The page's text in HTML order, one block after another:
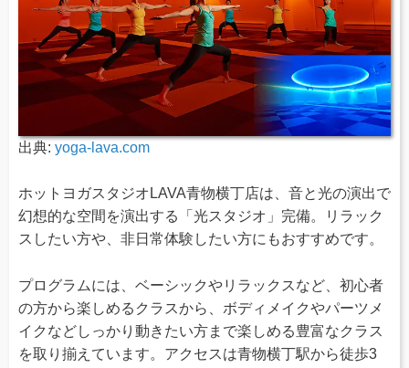
出典: yoga-lava.com
ホットヨガスタジオLAVA青物横丁店は、音と光の演出で
幻想的な空間を演出する「光スタジオ」完備。リラック
スしたい方や、非日常体験したい方にもおすすめです。
プログラムには、ベーシックやリラックスなど、初心者
の方から楽しめるクラスから、ボディメイクやパーツメ
イクなどしっかり動きたい方まで楽しめる豊富なクラス
を取り揃えています。アクセスは青物横丁駅から徒歩3